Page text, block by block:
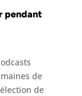
pendant
de
de